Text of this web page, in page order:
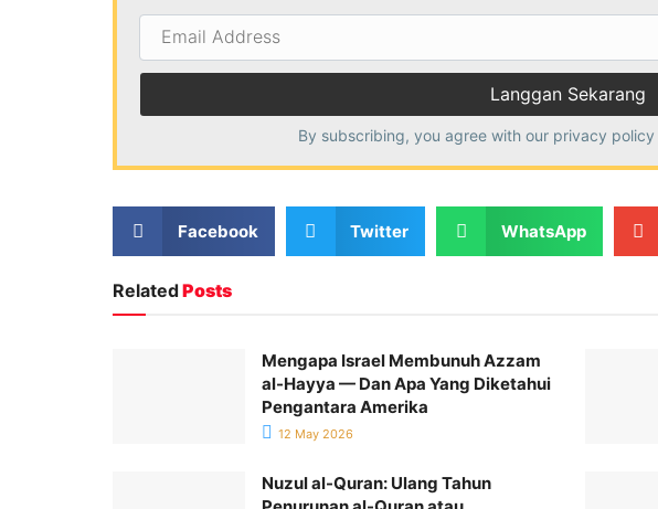
Email
Address
By subscribing, you agree with our privacy policy
Facebook Twitter WhatsApp
RelatedPosts
Mengapa Israel Membunuh Azzam
al-Hayya — Dan Apa Yang Diketahui
Pengantara Amerika
12 May 2026
Nuzul al-Quran: Ulang Tahun